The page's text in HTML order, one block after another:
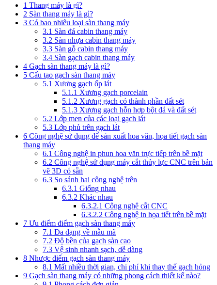
1 Thang máy là gì?
2 Sàn thang máy là gì?
3 Có bao nhiêu loại sàn thang máy
3.1 Sàn đá cabin thang máy
3.2 Sàn nhựa cabin thang máy
3.3 Sàn gỗ cabin thang máy
3.4 Sàn gạch cabin thang máy
4 Gạch sàn thang máy là gì?
5 Cấu tạo gạch sàn thang máy
5.1 Xương gạch ốp lát
5.1.1 Xương gạch porcelain
5.1.2 Xương gạch có thành phần đất sét
5.1.3 Xương gạch hỗn hợp bột đá và đất sét
5.2 Lớp men của các loại gạch lát
5.3 Lớp phủ trên gạch lát
6 Công nghệ sử dụng để sản xuất hoa văn, họa tiết gạch sàn
thang máy
6.1 Công nghệ in phun hoa văn trực tiếp trên bề mặt
6.2 Công nghệ sử dụng máy cắt thủy lực CNC trên bản
vẽ 3D có sẵn
6.3 So sánh hai công nghệ trên
6.3.1 Giống nhau
6.3.2 Khác nhau
6.3.2.1 Công nghệ cắt CNC
6.3.2.2 Công nghệ in họa tiết trên bề mặt
7 Ưu điểm điểm gạch sàn thang máy
7.1 Đa dạng về mẫu mã
7.2 Độ bền của gạch sàn cao
7.3 Vệ sinh nhanh sạch, dễ dàng
8 Nhược điểm gạch sàn thang máy
8.1 Mất nhiều thời gian, chi phí khi thay thế gạch hỏng
9 Gạch sàn thang máy có những phong cách thiết kế nào?